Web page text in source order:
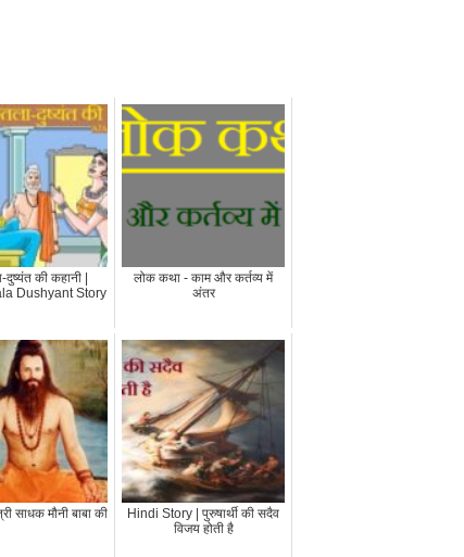
की कहानी |
Dushyant Story
लोक कथा - काम और कर्तव्य में
अंतर
साधक मौनी बाबा की
Hindi Story | पुरुषार्थी की सदैव
विजय होती है